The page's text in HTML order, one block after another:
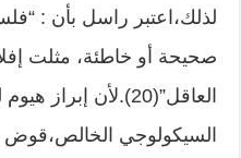
لذلك،اعتبر راسل بأن :
صحيحة أو خاطئة، مثلت
العاقل”(20).لأن
السيكولوجي الخالص،قوض